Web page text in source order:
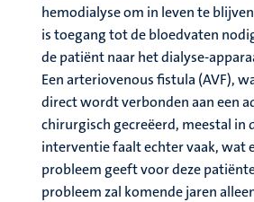
hemodialyse om in leven te
is toegang tot de bloedvaten
de patiënt naar het dialyse-
Een arteriovenous fistula (AVF),
direct wordt verbonden aan een
chirurgisch gecreëerd, meestal in
interventie faalt echter vaak, wat
probleem geeft voor deze
probleem zal komende jaren